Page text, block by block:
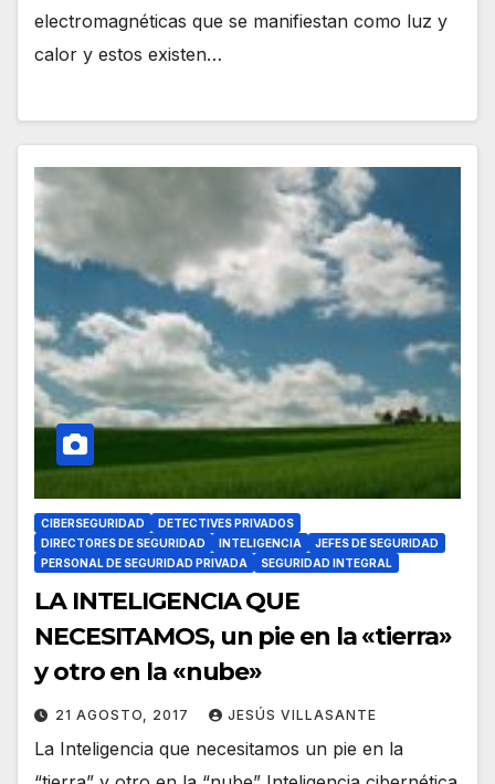
electromagnéticas que se manifiestan como luz y
calor y estos existen…
CIBERSEGURIDAD
DETECTIVES PRIVADOS
DIRECTORES DE SEGURIDAD
INTELIGENCIA
JEFES DE SEGURIDAD
PERSONAL DE SEGURIDAD PRIVADA
SEGURIDAD INTEGRAL
LA INTELIGENCIA QUE
NECESITAMOS, un pie en la «tierra»
y otro en la «nube»
21 AGOSTO, 2017 JESÚS VILLASANTE
La Inteligencia que necesitamos un pie en la